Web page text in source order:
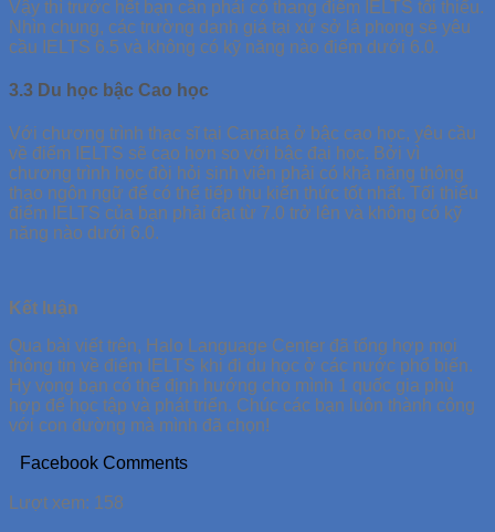
Vậy thì trước hết bạn cần phải có thang điểm IELTS tối thiểu.
Nhìn chung, các trường danh giá tại xứ sở lá phong sẽ yêu
cầu IELTS 6.5 và không có kỹ năng nào điểm dưới 6.0.
3.3 Du học bậc Cao học
Với chương trình thạc sĩ tại Canada ở bậc cao học, yêu cầu
về điểm IELTS sẽ cao hơn so với bậc đại học. Bởi vì
chương trình học đòi hỏi sinh viên phải có khả năng thông
thạo ngôn ngữ để có thể tiếp thu kiến thức tốt nhất. Tối thiểu
điểm IELTS của bạn phải đạt từ 7.0 trở lên và không có kỹ
năng nào dưới 6.0.
Kết luận
Qua bài viết trên, Halo Language Center đã tổng hợp mọi
thông tin về điểm IELTS khi đi du học ở các nước phổ biến.
Hy vọng bạn có thể định hướng cho mình 1 quốc gia phù
hợp để học tập và phát triển. Chúc các bạn luôn thành công
với con đường mà mình đã chọn!
Facebook Comments
Lượt xem: 158